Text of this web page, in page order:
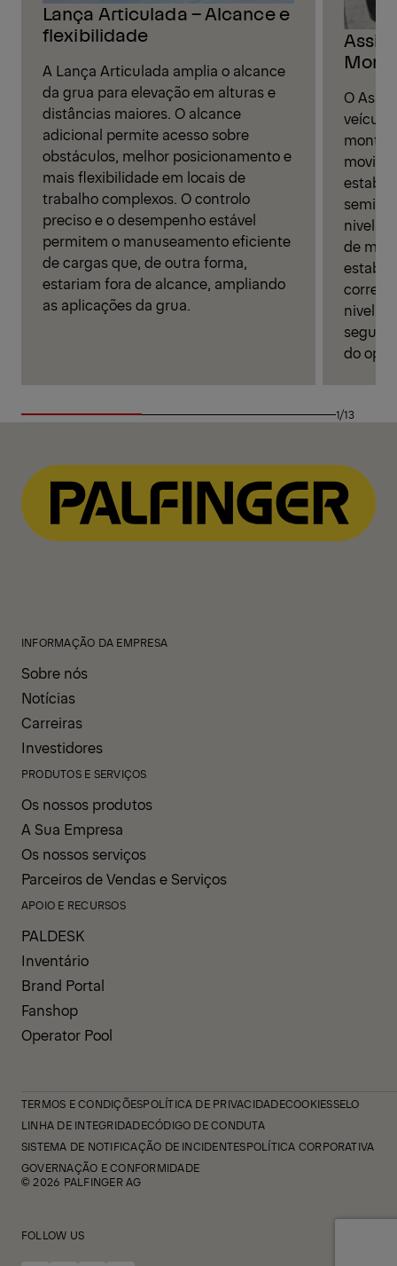
Lança Articulada – Alcance e
flexibilidade
A Lança Articulada amplia o alcance
da grua para elevação em alturas e
distâncias maiores. O alcance
adicional permite acesso sobre
obstáculos, melhor posicionamento e
mais flexibilidade em locais de
trabalho complexos. O controlo
preciso e o desempenho estável
permitem o manuseamento eficiente
de cargas que, de outra forma,
estariam fora de alcance, ampliando
as aplicações da grua.
O
veículo
de
do
1/13
INFORMAÇÃO DA EMPRESA
Sobre nós
Notícias
Carreiras
Investidores
PRODUTOS E SERVIÇOS
Os nossos produtos
A Sua Empresa
Os nossos serviços
Parceiros de Vendas e Serviços
APOIO E RECURSOS
PALDESK
Inventário
Brand Portal
Fanshop
Operator Pool
TERMOS E CONDIÇÕESPOLÍTICA DE PRIVACIDADECOOKIESSELO
LINHA DE INTEGRIDADECÓDIGO DE CONDUTA
SISTEMA DE NOTIFICAÇÃO DE INCIDENTESPOLÍTICA CORPORATIVA
GOVERNAÇÃO E CONFORMIDADE
© 2026 PALFINGER AG
FOLLOW US